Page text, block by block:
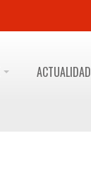
ACTUALIDAD